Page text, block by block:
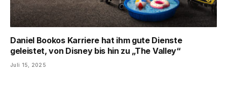
Daniel Bookos Karriere hat ihm gute Dienste
geleistet, von Disney bis hin zu „The Valley“
Juli 15, 2025